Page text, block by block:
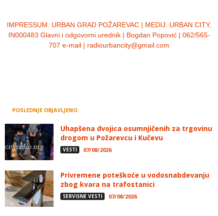
IMPRESSUM: URBAN GRAD POŽAREVAC | MEDIJ: URBAN CITY,
IN000483 Glavni i odgovorni urednik | Bogdan Popović | 062/565-
707 e-mail | radiourbancity@gmail.com
POSLEDNJE OBJAVLJENO
Uhapšena dvojica osumnjičenih za trgovinu
drogom u Požarevcu i Kučevu
VESTI 07/08/2026
Privremene poteškoće u vodosnabdevanju
zbog kvara na trafostanici
SERVISNE VESTI 07/08/2026